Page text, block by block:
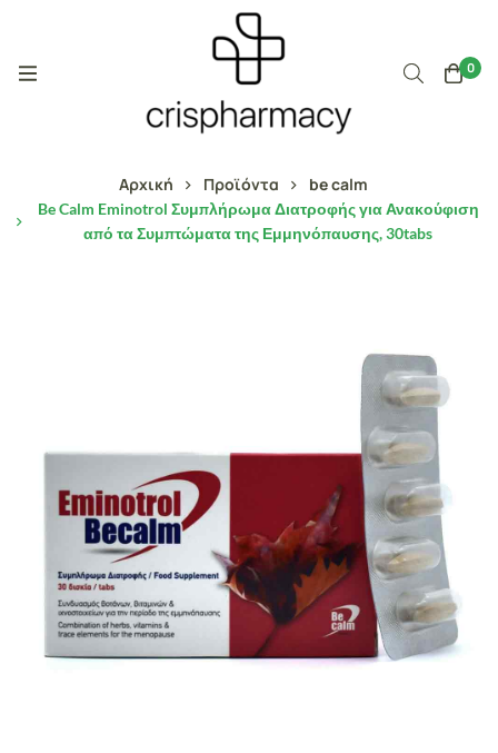
0
Αρχική Προϊόντα be calm
Be Calm Eminotrol Συμπλήρωμα Διατροφής για Ανακούφιση
από τα Συμπτώματα της Εμμηνόπαυσης, 30tabs